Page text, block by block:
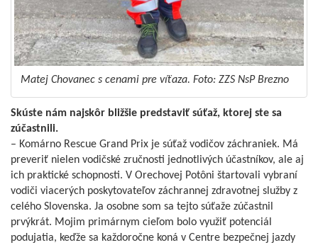
Matej Chovanec s cenami pre víťaza. Foto: ZZS NsP Brezno
Skúste nám najskôr bližšie predstaviť súťaž, ktorej ste sa
zúčastnili.
– Komárno Rescue Grand Prix je súťaž vodičov záchraniek. Má
preveriť nielen vodičské zručnosti jednotlivých účastníkov, ale aj
ich praktické schopnosti. V Orechovej Potôni štartovali vybraní
vodiči viacerých poskytovateľov záchrannej zdravotnej služby z
celého Slovenska. Ja osobne som sa tejto súťaže zúčastnil
prvýkrát. Mojim primárnym cieľom bolo využiť potenciál
podujatia, keďže sa každoročne koná v Centre bezpečnej jazdy